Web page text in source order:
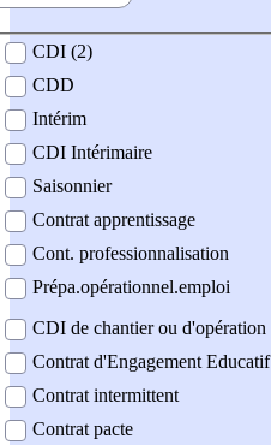
contrat
CDI (2)
CDD
Intérim
CDI Intérimaire
Saisonnier
Contrat apprentissage
Cont. professionnalisation
Prépa.opérationnel.emploi
CDI de chantier ou d'opération
Contrat d'Engagement Educatif
Contrat intermittent
Contrat pacte